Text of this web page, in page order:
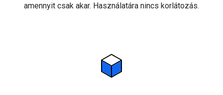
amennyit csak akar. Használatára nincs korlátozás.